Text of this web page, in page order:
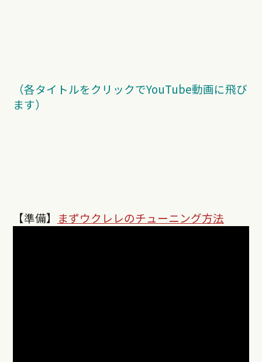
（各タイトルをクリックでYouTube動画に飛び
ます）
【準備】 まずウクレレのチューニング方法